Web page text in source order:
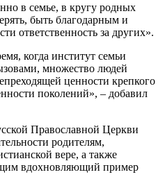
в семье, в кругу родных
быть благодарным и
ответственность за других».
когда институт семьи
множество людей
ценности крепкого
поколений», – добавил
Православной Церкви
родителям,
вере, а также
вдохновляющий пример